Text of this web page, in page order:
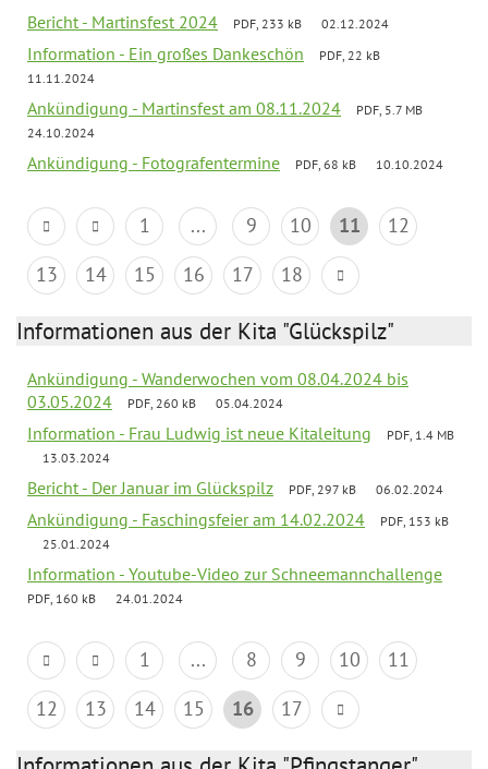
Bericht - Martinsfest 2024 PDF, 233 kB 02.12.2024
Information - Ein großes Dankeschön
PDF, 22 kB
11.11.2024
Ankündigung - Martinsfest am 08.11.2024
PDF, 5.7 MB
24.10.2024
Ankündigung - Fotografentermine PDF, 68 kB 10.10.2024
1 ... 9 10 11
12
13
14 15 16 17 18
Informationen aus der Kita "Glückspilz"
Ankündigung - Wanderwochen vom 08.04.2024 bis
03.05.2024
PDF, 260 kB 05.04.2024
Information - Frau Ludwig ist neue Kitaleitung
PDF, 1.4 MB
13.03.2024
Bericht - Der Januar im Glückspilz PDF, 297 kB 06.02.2024
Ankündigung - Faschingsfeier am 14.02.2024
PDF, 153 kB
25.01.2024
Information - Youtube-Video zur Schneemannchallenge
PDF, 160 kB 24.01.2024
1 ... 8 9 10
11
12
13 14 15 16 17